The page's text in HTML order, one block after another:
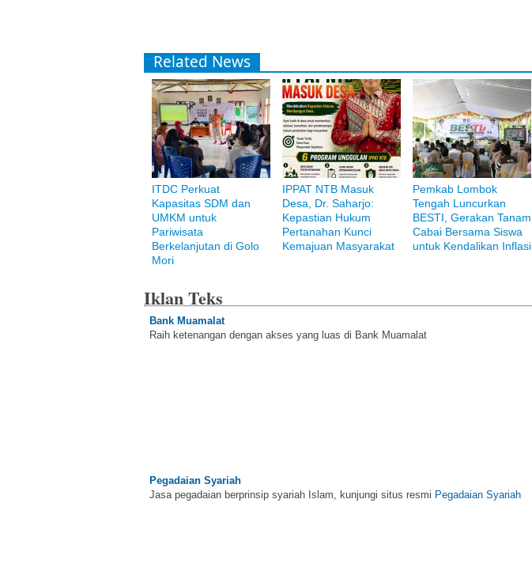
Related News
ITDC Perkuat
Kapasitas SDM dan
UMKM untuk
Pariwisata
Berkelanjutan di Golo
Mori
IPPAT NTB Masuk
Desa, Dr. Saharjo:
Kepastian Hukum
Pertanahan Kunci
Kemajuan Masyarakat
Pemkab Lombok
Tengah Luncurkan
BESTI, Gerakan Tanam
Cabai Bersama Siswa
untuk Kendalikan Inflasi
Iklan Teks
Bank Muamalat
Raih ketenangan dengan akses yang luas di Bank Muamalat
Pegadaian Syariah
Jasa pegadaian berprinsip syariah Islam, kunjungi situs resmi Pegadaian Syariah